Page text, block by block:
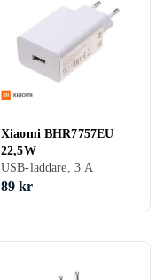
Xiaomi BHR7757EU
22,5W
USB-laddare, 3 A
89 kr